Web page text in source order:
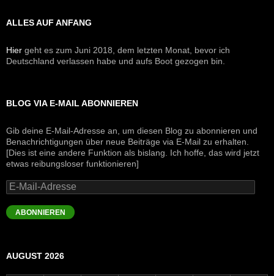
ALLES AUF ANFANG
Hier geht es zum Juni 2018, dem letzten Monat, bevor ich
Deutschland verlassen habe und aufs Boot gezogen bin.
BLOG VIA E-MAIL ABONNIEREN
Gib deine E-Mail-Adresse an, um diesen Blog zu abonnieren und
Benachrichtigungen über neue Beiträge via E-Mail zu erhalten.
[Dies ist eine andere Funktion als bislang. Ich hoffe, das wird jetzt
etwas reibungsloser funktionieren]
E-
Mail-
Adresse
ABONNIEREN
AUGUST 2026